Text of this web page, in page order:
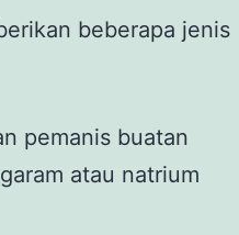
beberapa jenis
pemanis buatan
atau natrium